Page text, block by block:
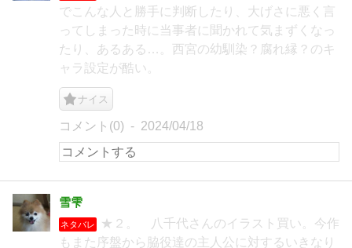
でこんな人と勝手に判断したり、大げさに悪く言
ってしまった時に当事者に聞かれて気まずくなっ
たり、あるある…。西宮の幼馴染？腐れ縁？のキ
ャラ設定が酷い。
ナイス
コメント(0) 2024/04/18
雪雫
ネタバレ
★２。 八千代さんのイラスト買い。今作
もまた序盤から脇役達の主人公に対するいきなり